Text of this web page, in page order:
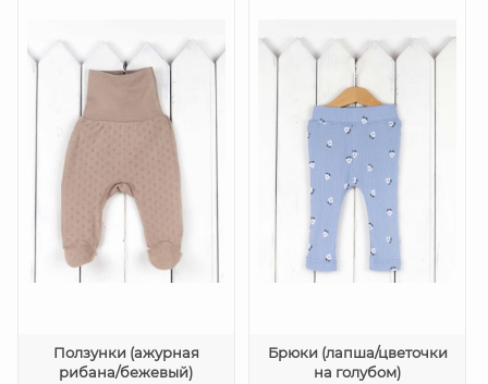
Ползунки (ажурная
рибана/бежевый)
Брюки (лапша/цветочки
на голубом)